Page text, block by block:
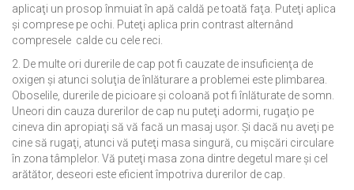
aplicaţi un prosop înmuiat în apă caldă pe toată faţa. Puteţi aplica
şi comprese pe ochi. Puteţi aplica prin contrast alternând
compresele calde cu cele reci.
2. De multe ori durerile de cap pot fi cauzate de insuficienţa de
oxigen şi atunci soluţia de înlăturare a problemei este plimbarea.
Oboselile, durerile de picioare şi coloană pot fi înlăturate de somn.
Uneori din cauza durerilor de cap nu puteţi adormi, rugaţio pe
cineva din apropiaţi să vă facă un masaj uşor. Şi dacă nu aveţi pe
cine să rugaţi, atunci vă puteţi masa singură, cu mişcări circulare
în zona tâmplelor. Vă puteţi masa zona dintre degetul mare şi cel
arătător, deseori este eficient împotriva durerilor de cap.